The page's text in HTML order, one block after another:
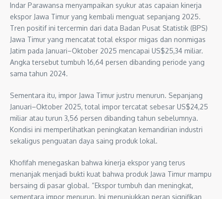
Indar Parawansa menyampaikan syukur atas capaian kinerja
ekspor Jawa Timur yang kembali menguat sepanjang 2025.
Tren positif ini tercermin dari data Badan Pusat Statistik (BPS)
Jawa Timur yang mencatat total ekspor migas dan nonmigas
Jatim pada Januari–Oktober 2025 mencapai US$25,34 miliar.
Angka tersebut tumbuh 16,64 persen dibanding periode yang
sama tahun 2024.
Sementara itu, impor Jawa Timur justru menurun. Sepanjang
Januari–Oktober 2025, total impor tercatat sebesar US$24,25
miliar atau turun 3,56 persen dibanding tahun sebelumnya.
Kondisi ini memperlihatkan peningkatan kemandirian industri
sekaligus penguatan daya saing produk lokal.
Khofifah menegaskan bahwa kinerja ekspor yang terus
menanjak menjadi bukti kuat bahwa produk Jawa Timur mampu
bersaing di pasar global. “Ekspor tumbuh dan meningkat,
sementara impor menurun. Ini menunjukkan peran signifikan